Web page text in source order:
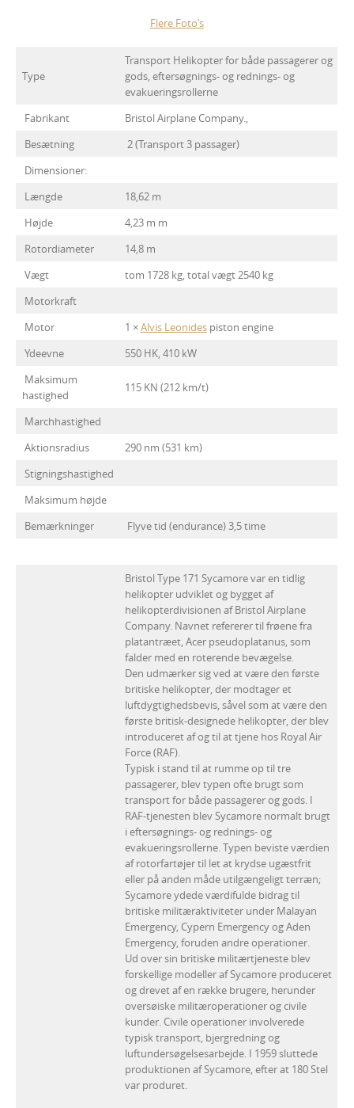
Flere Foto’s
Type
Transport Helikopter for både passagerer og
gods, eftersøgnings- og rednings- og
evakueringsrollerne
Fabrikant
Bristol Airplane Company.,
Besætning
2 (Transport 3 passager)
Dimensioner:
Længde
18,62 m
Højde
4,23 m m
Rotordiameter
14,8 m
Vægt
tom 1728 kg, total vægt 2540 kg
Motorkraft
Motor
1 ×Alvis Leonidespiston engine
Ydeevne
550 HK, 410 kW
Maksimum
hastighed
115 KN (212 km/t)
Marchhastighed
Aktionsradius
290 nm (531 km)
Stigningshastighed
Maksimum højde
Bemærkninger
Flyve tid (endurance) 3,5 time
Bristol Type 171 Sycamore var en tidlig
helikopter udviklet og bygget af
helikopterdivisionen af Bristol Airplane
Company. Navnet refererer til frøene fra
platantræet, Acer pseudoplatanus, som
falder med en roterende bevægelse.
Den udmærker sig ved at være den første
britiske helikopter, der modtager et
luftdygtighedsbevis, såvel som at være den
første britisk-designede helikopter, der blev
introduceret af og til at tjene hos Royal Air
Force (RAF).
Typisk i stand til at rumme op til tre
passagerer, blev typen ofte brugt som
transport for både passagerer og gods. I
RAF-tjenesten blev Sycamore normalt brugt
i eftersøgnings- og rednings- og
evakueringsrollerne. Typen beviste værdien
af rotorfartøjer til let at krydse ugæstfrit
eller på anden måde utilgængeligt terræn;
Sycamore ydede værdifulde bidrag til
britiske militæraktiviteter under Malayan
Emergency, Cypern Emergency og Aden
Emergency, foruden andre operationer.
Ud over sin britiske militærtjeneste blev
forskellige modeller af Sycamore produceret
og drevet af en række brugere, herunder
oversøiske militæroperationer og civile
kunder. Civile operationer involverede
typisk transport, bjergredning og
luftundersøgelsesarbejde. I 1959 sluttede
produktionen af Sycamore, efter at 180 Stel
var produret.